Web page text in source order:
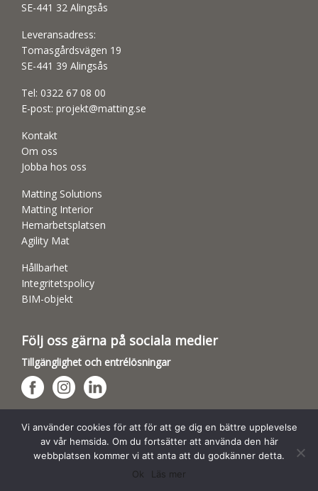
SE-441 32 Alingsås
Leveransadress:
Tomasgårdsvägen 19
SE-441 39 Alingsås
Tel: 0322 67 08 00
E-post: projekt@matting.se
Kontakt
Om oss
Jobba hos oss
Matting Solutions
Matting Interior
Hemarbetsplatsen
Agility Mat
Hållbarhet
Integritetspolicy
BIM-objekt
Följ oss gärna på sociala medier
Tillgänglighet och entrélösningar
Hundsporthallar
Vi använder cookies för att för att ge dig en bättre upplevelse
av vår hemsida. Om du fortsätter att använda den här
webbplatsen kommer vi att anta att du godkänner detta.
Ok
Läs mer